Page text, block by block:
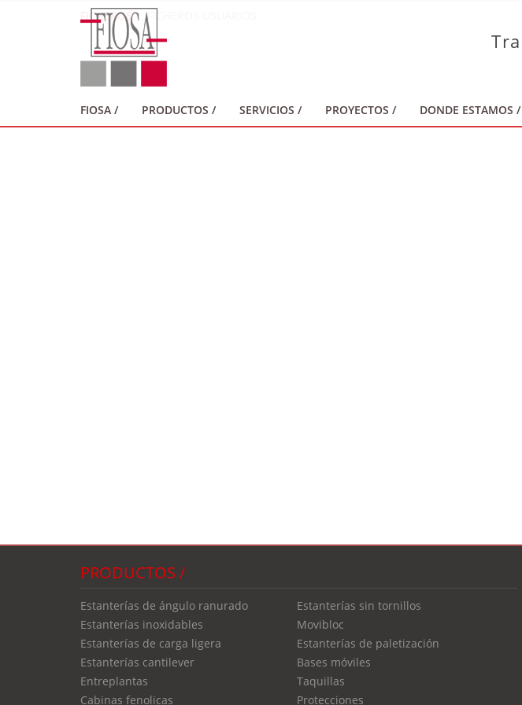
FIOSA / PRODUCTOS / SERVICIOS / PROYECTOS / DONDE ESTAMOS /
FICHEROS FICHEROS USUARIOS
PRODUCTOS /
estanterías de ángulo ranurado
estanterías sin tornillos
estanterías inoxidables
movibloc
estanterías de carga ligera
estanterías de paletización
estanterías cantilever
bases móviles
entreplantas
taquillas
cabinas fenolicas
protecciones